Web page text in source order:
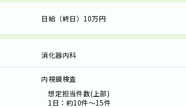
日給（終日）10万円
消化器内科
内視鏡検査
想定担当件数(上部)
1日：約10件～15件